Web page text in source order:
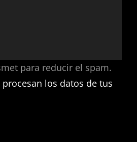
para reducir el spam.
los datos de tus